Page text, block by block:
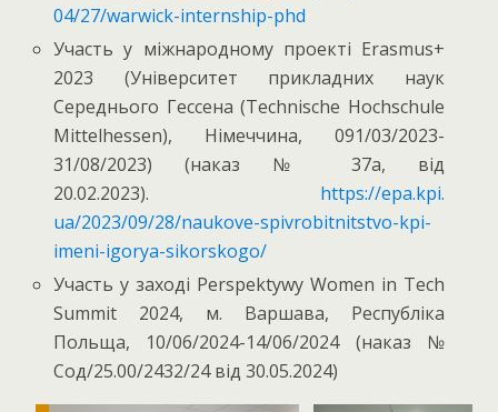
04/27/warwick-internship-phd
Участь у міжнародному проекті Erasmus+
2023 (Університет прикладних наук
Середнього Гессена (Technische Hochschule
Mittelhessen), Німеччина, 091/03/2023-
31/08/2023) (наказ № 37а, від
20.02.2023). https://epa.kpi.
ua/2023/09/28/naukove-spivrobitnitstvo-kpi-
imeni-igorya-sikorskogo/
Участь у заході Perspektywy Women in Tech
Summit 2024, м. Варшава, Республіка
Польща, 10/06/2024-14/06/2024 (наказ №
Сод/25.00/2432/24 від 30.05.2024)